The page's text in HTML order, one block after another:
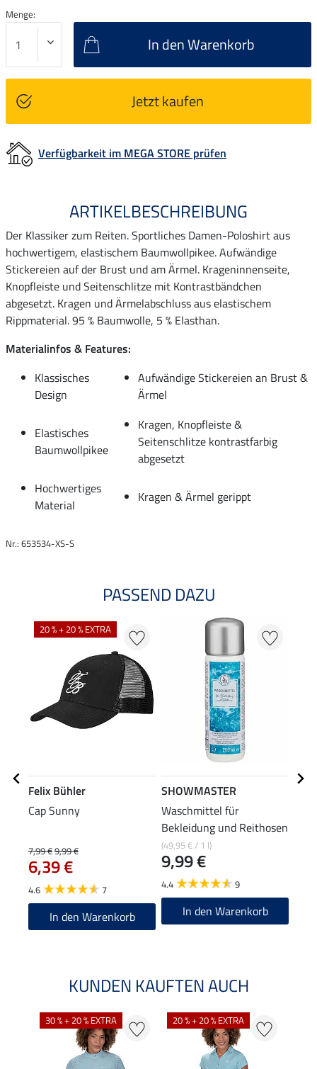
Menge:
In den Warenkorb
Jetzt kaufen
Verfügbarkeit im MEGA STORE prüfen
ARTIKELBESCHREIBUNG
Der Klassiker zum Reiten. Sportliches Damen-Poloshirt aus
hochwertigem, elastischem Baumwollpikee. Aufwändige
Stickereien auf der Brust und am Ärmel. Krageninnenseite,
Knopfleiste und Seitenschlitze mit Kontrastbändchen
abgesetzt. Kragen und Ärmelabschluss aus elastischem
Rippmaterial. 95 % Baumwolle, 5 % Elasthan.
Materialinfos & Features:
Klassisches
Design
Aufwändige Stickereien an Brust &
Ärmel
Elastisches
Baumwollpikee
Kragen, Knopfleiste &
Seitenschlitze kontrastfarbig
abgesetzt
Hochwertiges
Material
Kragen & Ärmel gerippt
Nr.: 653534-XS-S
PASSEND DAZU
20 % + 20 % EXTRA
Felix Bühler
Cap Sunny
7,99 €9,99 €
6,39 €
4.6 7
In den Warenkorb
SHOWMASTER
Waschmittel für
Bekleidung und Reithosen
(49,95 € / 1 l)
9,99 €
4.4 9
In den Warenkorb
KUNDEN KAUFTEN AUCH
30 % + 20 % EXTRA 20 % + 20 % EXTRA